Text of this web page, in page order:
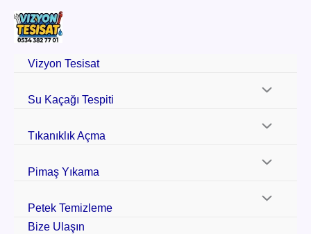
Vizyon Tesisat
Su Kaçağı Tespiti
Tıkanıklık Açma
Pimaş Yıkama
Petek Temizleme
Bize Ulaşın